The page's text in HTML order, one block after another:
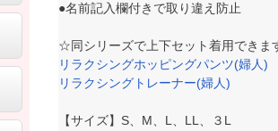
●名前記入欄付きで取り違え防止
☆同シリーズで上下セット着用でき
リラクシングホッピングパンツ(婦人)
リラクシングトレーナー(婦人)
【サイズ】S、M、L、LL、３L